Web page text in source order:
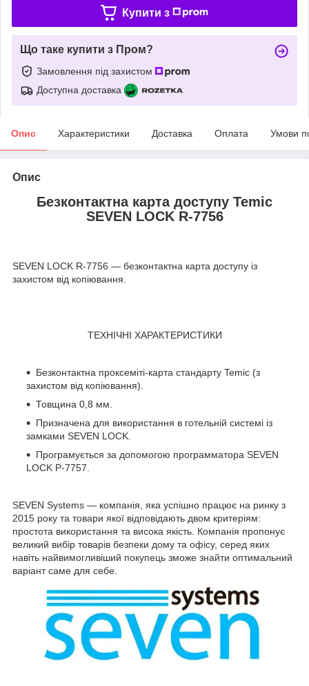
Купити з
Що таке купити з Пром?
Замовлення під захистом
Доступна доставка
Опис Характеристики Доставка Оплата Умови
Опис
Безконтактна карта доступу Temic
SEVEN LOCK R-7756
SEVEN LOCK R-7756 — безконтактна карта доступу із
захистом від копіювання.
ТЕХНІЧНІ ХАРАКТЕРИСТИКИ
Безконтактна проксеміті-карта стандарту Temic (з
захистом від копіювання).
Товщина 0,8 мм.
Призначена для використання в готельній системі із
замками SEVEN LOCK.
Програмується за допомогою программатора SEVEN
LOCK P-7757.
SEVEN Systems — компанія, яка успішно працює на ринку з
2015 року та товари якої відповідають двом критеріям:
простота використання та висока якість. Компанія пропонує
великий вибір товарів безпеки дому та офісу, серед яких
навіть найвимогливіший покупець зможе знайти оптимальний
варіант саме для себе.